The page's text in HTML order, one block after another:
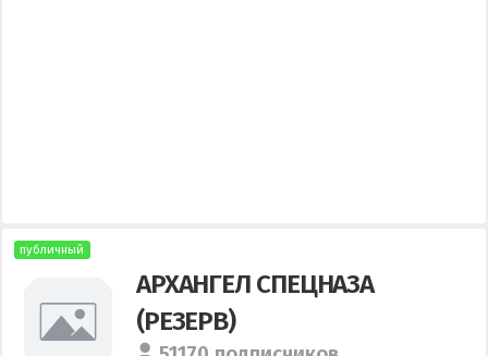
публичный
АРХАНГЕЛ СПЕЦНАЗА
(РЕЗЕРВ)